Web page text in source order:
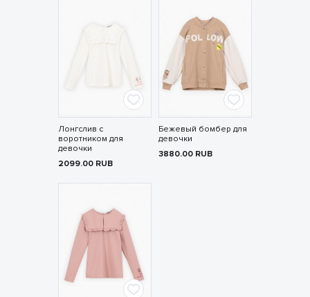
Лонгслив с
воротником для
девочки
2099.00 RUB
Бежевый бомбер для
девочки
3880.00 RUB